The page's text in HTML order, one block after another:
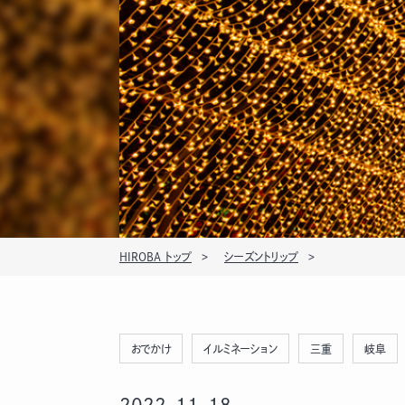
HIROBA トップ シーズントリップ
おでかけ イルミネーション 三重 岐阜